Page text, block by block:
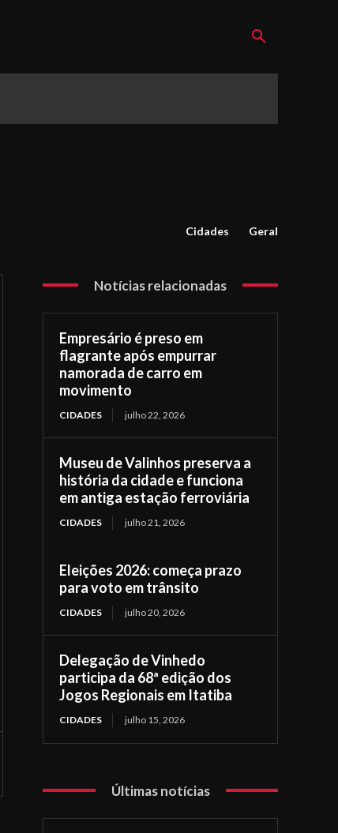
Cidades Geral
Notícias relacionadas
Empresário é preso em
flagrante após empurrar
namorada de carro em
movimento
CIDADES julho 22, 2026
Museu de Valinhos preserva a
história da cidade e funciona
em antiga estação ferroviária
CIDADES julho 21, 2026
Eleições 2026: começa prazo
para voto em trânsito
CIDADES julho 20, 2026
Delegação de Vinhedo
participa da 68ª edição dos
Jogos Regionais em Itatiba
CIDADES julho 15, 2026
Últimas notícias